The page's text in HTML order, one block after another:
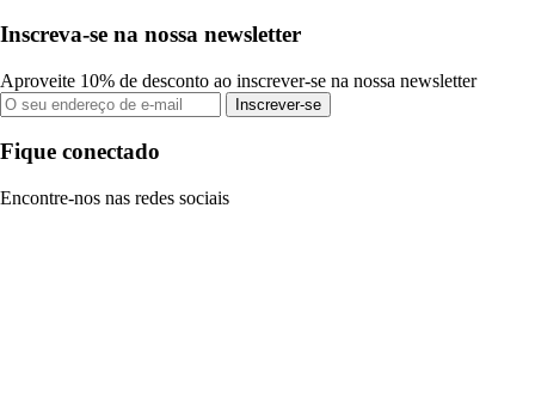
Inscreva-se na nossa newsletter
Aproveite 10% de desconto ao inscrever-se na nossa newsletter
Inscrever-se
Fique conectado
Encontre-nos nas redes sociais